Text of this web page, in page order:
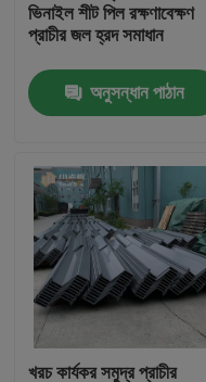
মান নিয়ন্ত্রণ
আমাদের সাথে যোগাযোগ করুন
ব্লগ
উদ্ধৃতির জন্য আবেদন
এমবিবিআর ফিল্টার মিডিয়া
এমবিবিআর বায়ো মিডিয়া
ভিনাইল শীট পিল রক্ষণাবেক্ষণ
প্রাচীর জল হ্রদ সমাধান
অনুসন্ধান পাঠান
খরচ কার্যকর সমুদ্র প্রাচীর